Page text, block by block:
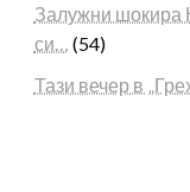
Залужни шокира
си… (54)
Тази вечер в